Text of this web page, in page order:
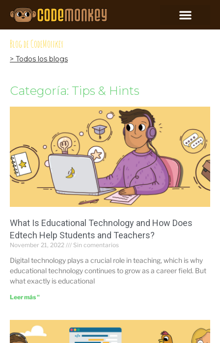
Blog de CodeMonkey
> Todos los blogs
Categoría: Tips & Hints
What Is Educational Technology and How Does
Edtech Help Students and Teachers?
November 21, 2022 Sin comentarios
Digital technology plays a crucial role in teaching, which is why
educational technology continues to grow as a career field. But
what exactly is educational
Leer más "